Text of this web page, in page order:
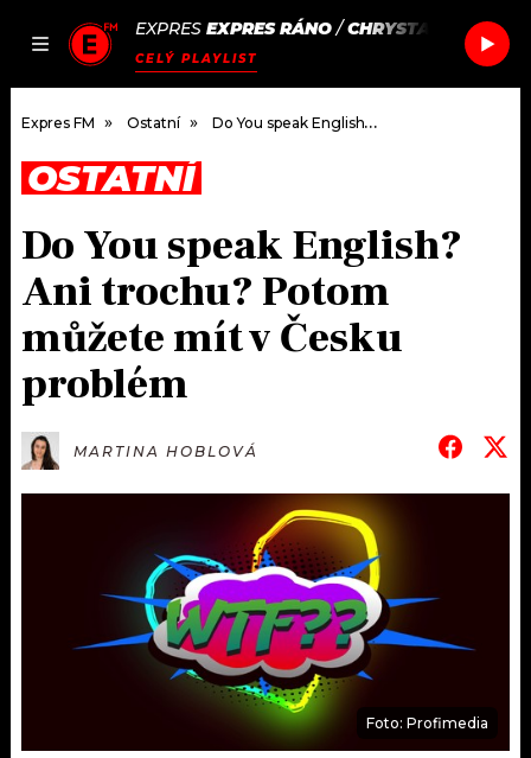
JAK
SEZNAM.CZ
EXPRES EXPRES RÁNO/CHRYSTAL THE ONE
CELÝ PLAYLIST
DOMŮ
ČLÁNKY
AKTUÁLNĚ
HUDBA
ROZHOVORY
PODCASTY
JAK NALADIT
RÁDIO
APLIKACE
SOUTĚŽE
Expres FM Ostatní Do You speak English? Ani trochu? Potom můžete mít v Česku problém
OSTATNÍ
Do You speak English?
Ani trochu? Potom
můžete mít v Česku
problém
MARTINA HOBLOVÁ
Foto: Profimedia